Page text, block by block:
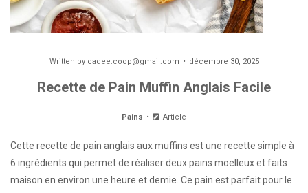
Written by cadee.coop@gmail.com décembre 30, 2025
Recette de Pain Muffin Anglais Facile
Pains Article
Cette recette de pain anglais aux muffins est une recette simple à
6 ingrédients qui permet de réaliser deux pains moelleux et faits
maison en environ une heure et demie. Ce pain est parfait pour le